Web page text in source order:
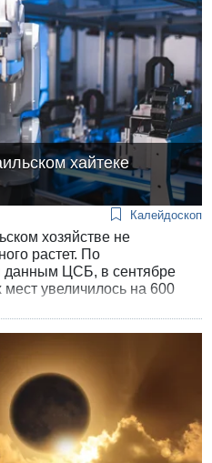
хайтеке
Калейдоскоп
хозяйстве не
растет. По
данным ЦСБ, в сентябре
увеличилось на 600
50% больше, чем в
в 2012 году. В период
вакансий упало